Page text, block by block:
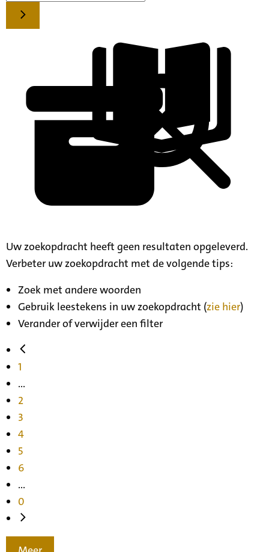
Uw zoekopdracht heeft geen resultaten opgeleverd.
Verbeter uw zoekopdracht met de volgende tips:
Zoek met andere woorden
Gebruik leestekens in uw zoekopdracht (zie hier)
Verander of verwijder een filter
1
...
2
3
4
5
6
...
0